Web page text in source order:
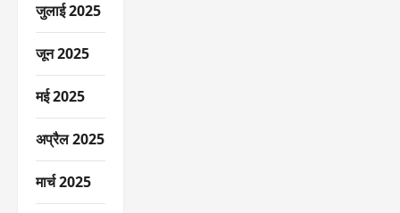
जुलाई 2025
जून 2025
मई 2025
अप्रैल 2025
मार्च 2025